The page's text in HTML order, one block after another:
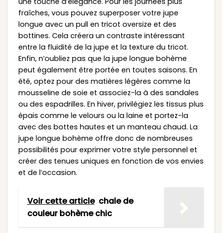
fraîches, vous pouvez superposer votre jupe
longue avec un pull en tricot oversize et des
bottines. Cela créera un contraste intéressant
entre la fluidité de la jupe et la texture du tricot.
Enfin, n’oubliez pas que la jupe longue bohème
peut également être portée en toutes saisons. En
été, optez pour des matières légères comme la
mousseline de soie et associez-la à des sandales
ou des espadrilles. En hiver, privilégiez les tissus plus
épais comme le velours ou la laine et portez-la
avec des bottes hautes et un manteau chaud. La
jupe longue bohème offre donc de nombreuses
possibilités pour exprimer votre style personnel et
créer des tenues uniques en fonction de vos envies
et de l’occasion.
Voir cette article chale de
couleur bohème chic